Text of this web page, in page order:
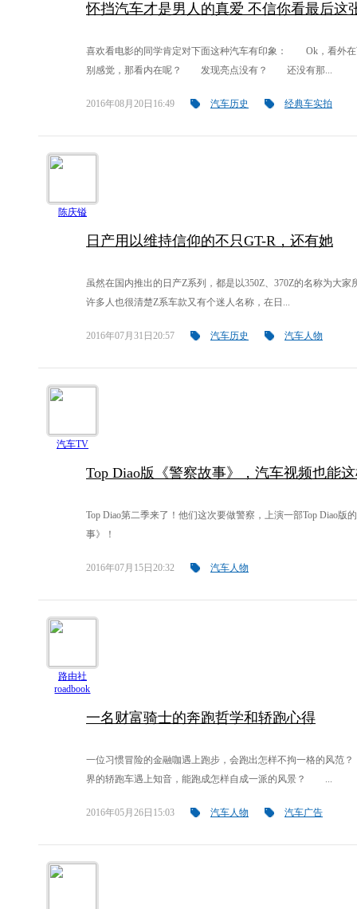
自媒体频道
怀挡汽车才是男人的真爱 不信你看最后这
喜欢看电影的同学肯定对下面这种汽车有印象： Ok，看外在
别感觉，那看内在呢？ 发现亮点没有？ 还没有那...
2016年08月20日16:49 汽车历史 经典车实拍
陈庆镒
日产用以维持信仰的不只GT-R，还有她
虽然在国内推出的日产Z系列，都是以350Z、370Z的名称为大家
许多人也很清楚Z系车款又有个迷人名称，在日...
2016年07月31日20:57 汽车历史 汽车人物
汽车TV
Top Diao版《警察故事》，汽车视频也能
Top Diao第二季来了！他们这次要做警察，上演一部Top Diao版
事》！
2016年07月15日20:32 汽车人物
路由社
roadbook
一名财富骑士的奔跑哲学和轿跑心得
一位习惯冒险的金融咖遇上跑步，会跑出怎样不拘一格的风
界的轿跑车遇上知音，能跑成怎样自成一派的风景？ ...
2016年05月26日15:03 汽车人物 汽车广告